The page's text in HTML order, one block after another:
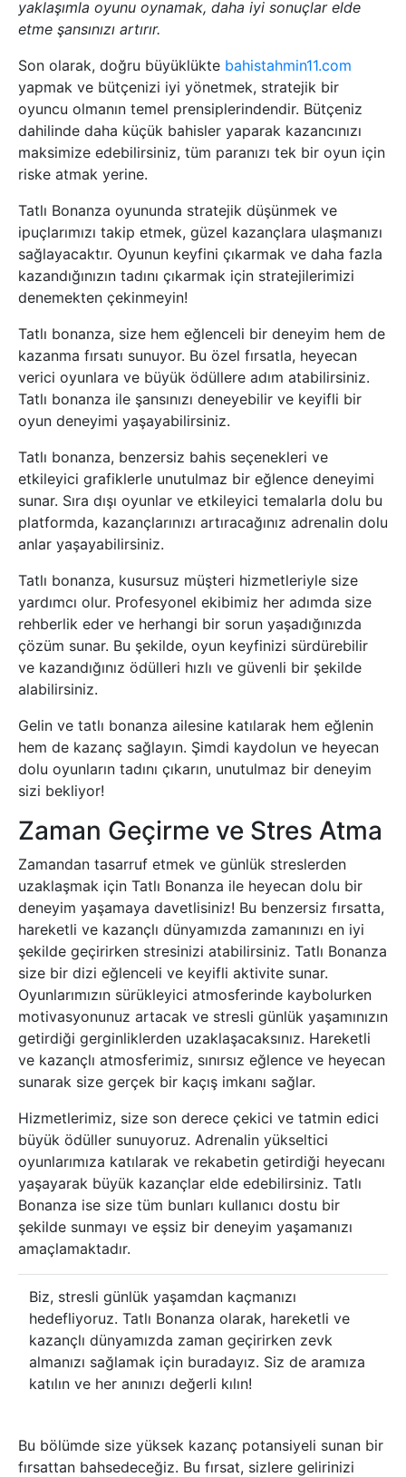
yaklaşımla oyunu oynamak, daha iyi sonuçlar elde
etme şansınızı artırır.
Son olarak, doğru büyüklükte bahistahmin11.com
yapmak ve bütçenizi iyi yönetmek, stratejik bir
oyuncu olmanın temel prensiplerindendir. Bütçeniz
dahilinde daha küçük bahisler yaparak kazancınızı
maksimize edebilirsiniz, tüm paranızı tek bir oyun için
riske atmak yerine.
Tatlı Bonanza oyununda stratejik düşünmek ve
ipuçlarımızı takip etmek, güzel kazançlara ulaşmanızı
sağlayacaktır. Oyunun keyfini çıkarmak ve daha fazla
kazandığınızın tadını çıkarmak için stratejilerimizi
denemekten çekinmeyin!
Tatlı bonanza, size hem eğlenceli bir deneyim hem de
kazanma fırsatı sunuyor. Bu özel fırsatla, heyecan
verici oyunlara ve büyük ödüllere adım atabilirsiniz.
Tatlı bonanza ile şansınızı deneyebilir ve keyifli bir
oyun deneyimi yaşayabilirsiniz.
Tatlı bonanza, benzersiz bahis seçenekleri ve
etkileyici grafiklerle unutulmaz bir eğlence deneyimi
sunar. Sıra dışı oyunlar ve etkileyici temalarla dolu bu
platformda, kazançlarınızı artıracağınız adrenalin dolu
anlar yaşayabilirsiniz.
Tatlı bonanza, kusursuz müşteri hizmetleriyle size
yardımcı olur. Profesyonel ekibimiz her adımda size
rehberlik eder ve herhangi bir sorun yaşadığınızda
çözüm sunar. Bu şekilde, oyun keyfinizi sürdürebilir
ve kazandığınız ödülleri hızlı ve güvenli bir şekilde
alabilirsiniz.
Gelin ve tatlı bonanza ailesine katılarak hem eğlenin
hem de kazanç sağlayın. Şimdi kaydolun ve heyecan
dolu oyunların tadını çıkarın, unutulmaz bir deneyim
sizi bekliyor!
Zaman Geçirme ve Stres Atma
Zamandan tasarruf etmek ve günlük streslerden
uzaklaşmak için Tatlı Bonanza ile heyecan dolu bir
deneyim yaşamaya davetlisiniz! Bu benzersiz fırsatta,
hareketli ve kazançlı dünyamızda zamanınızı en iyi
şekilde geçirirken stresinizi atabilirsiniz. Tatlı Bonanza
size bir dizi eğlenceli ve keyifli aktivite sunar.
Oyunlarımızın sürükleyici atmosferinde kaybolurken
motivasyonunuz artacak ve stresli günlük yaşamınızın
getirdiği gerginliklerden uzaklaşacaksınız. Hareketli
ve kazançlı atmosferimiz, sınırsız eğlence ve heyecan
sunarak size gerçek bir kaçış imkanı sağlar.
Hizmetlerimiz, size son derece çekici ve tatmin edici
büyük ödüller sunuyoruz. Adrenalin yükseltici
oyunlarımıza katılarak ve rekabetin getirdiği heyecanı
yaşayarak büyük kazançlar elde edebilirsiniz. Tatlı
Bonanza ise size tüm bunları kullanıcı dostu bir
şekilde sunmayı ve eşsiz bir deneyim yaşamanızı
amaçlamaktadır.
Biz, stresli günlük yaşamdan kaçmanızı
hedefliyoruz. Tatlı Bonanza olarak, hareketli ve
kazançlı dünyamızda zaman geçirirken zevk
almanızı sağlamak için buradayız. Siz de aramıza
katılın ve her anınızı değerli kılın!
Bu bölümde size yüksek kazanç potansiyeli sunan bir
fırsattan bahsedeceğiz. Bu fırsat, sizlere gelirinizi